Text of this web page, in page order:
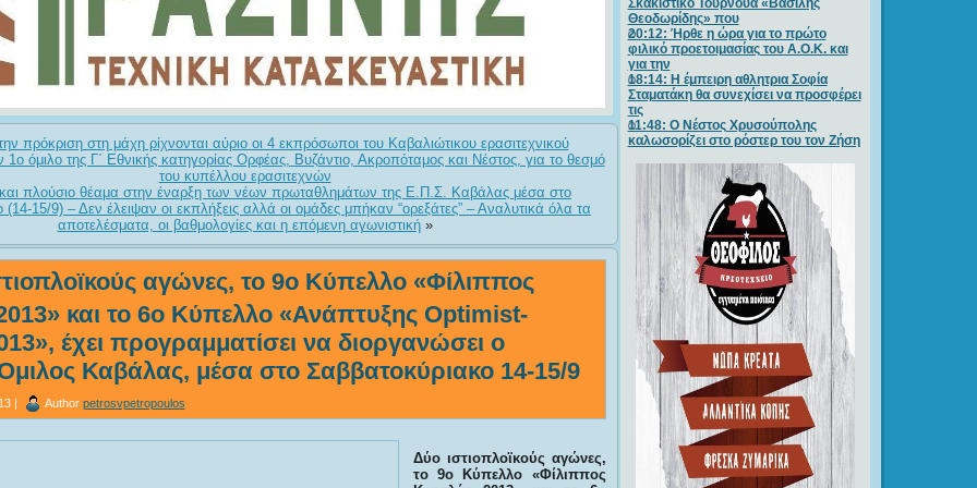
πρόκριση στη μάχη ρίχνονται αύριο οι 4 εκπρόσωποι του Καβαλιώτικου ερασιτεχνικού
όμιλο της Γ΄ Εθνικής κατηγορίας Ορφέας, Βυζάντιο, Ακροπόταμος και Νέστος, για το θεσμό
του κυπέλλου ερασιτεχνών
πλούσιο θέαμα στην έναρξη των νέων πρωταθλημάτων της Ε.Π.Σ. Καβάλας μέσα στο
(14-15/9) – Δεν έλειψαν οι εκπλήξεις αλλά οι ομάδες μπήκαν “ορεξάτες” – Αναλυτικά όλα τα
αποτελέσματα, οι βαθμολογίες και η επόμενη αγωνιστική»
αγώνες, το 9ο Κύπελλο «Φίλιππος
και το 6ο Κύπελλο «Ανάπτυξης Optimist-
έχει προγραμματίσει να διοργανώσει ο
Καβάλας, μέσα στο Σαββατοκύριακο 14-15/9
| Author petrosvpetropoulos
Δύο ιστιοπλοϊκούς αγώνες,
το 9ο Κύπελλο «Φίλιππος
Σκακιστικό Τουρνουά «Βασίλης
Θεοδωρίδης» που
20:12: Ήρθε η ώρα για το πρώτο
φιλικό προετοιμασίας του Α.Ο.Κ. και
για την
18:14: Η έμπειρη αθλητρια Σοφία
Σταματάκη θα συνεχίσει να προσφέρει
τις
11:48: Ο Νέστος Χρυσούπολης
καλωσορίζει στο ρόστερ του τον Ζήση